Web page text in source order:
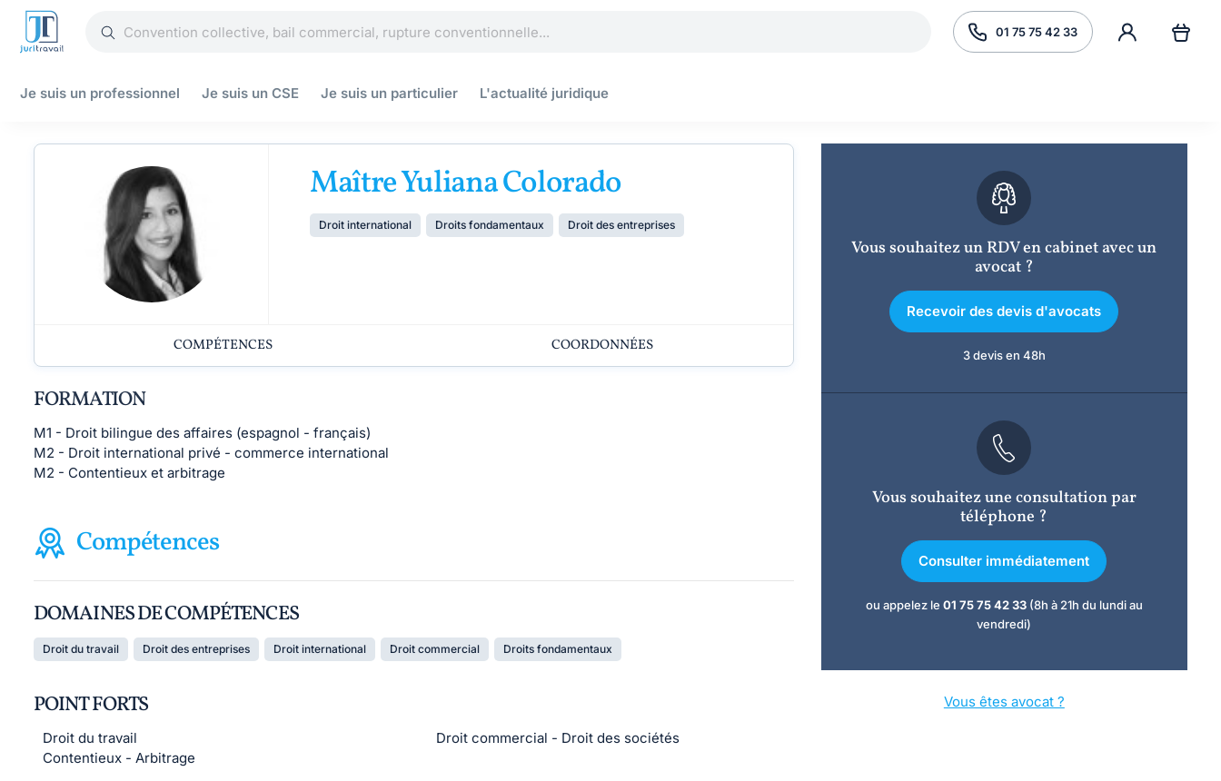
01 75 75 42 33
Je suis un professionnel Je suis un CSE Je suis un particulier L'actualité juridique
Maître Yuliana Colorado
Droit international Droits fondamentaux Droit des entreprises
COMPÉTENCES COORDONNÉES
FORMATION
M1 - Droit bilingue des affaires (espagnol - français)
M2 - Droit international privé - commerce international
M2 - Contentieux et arbitrage
Compétences
DOMAINES DE COMPÉTENCES
Droit du travail Droit des entreprises Droit international Droit commercial Droits fondamentaux
POINT FORTS
Droit du travail
Droit commercial - Droit des sociétés
Contentieux - Arbitrage
Vous souhaitez un RDV en cabinet avec un
avocat ?
Recevoir des devis d'avocats
3 devis en 48h
Vous souhaitez une consultation par
téléphone ?
Consulter immédiatement
ou appelez le 01 75 75 42 33(8h à 21h du lundi au
vendredi)
Vous êtes avocat ?